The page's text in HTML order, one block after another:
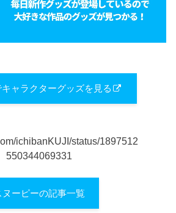
ャラクターグッズを見る
ichibanKUJI/status/1897512
550344069331
ヌーピーの記事一覧